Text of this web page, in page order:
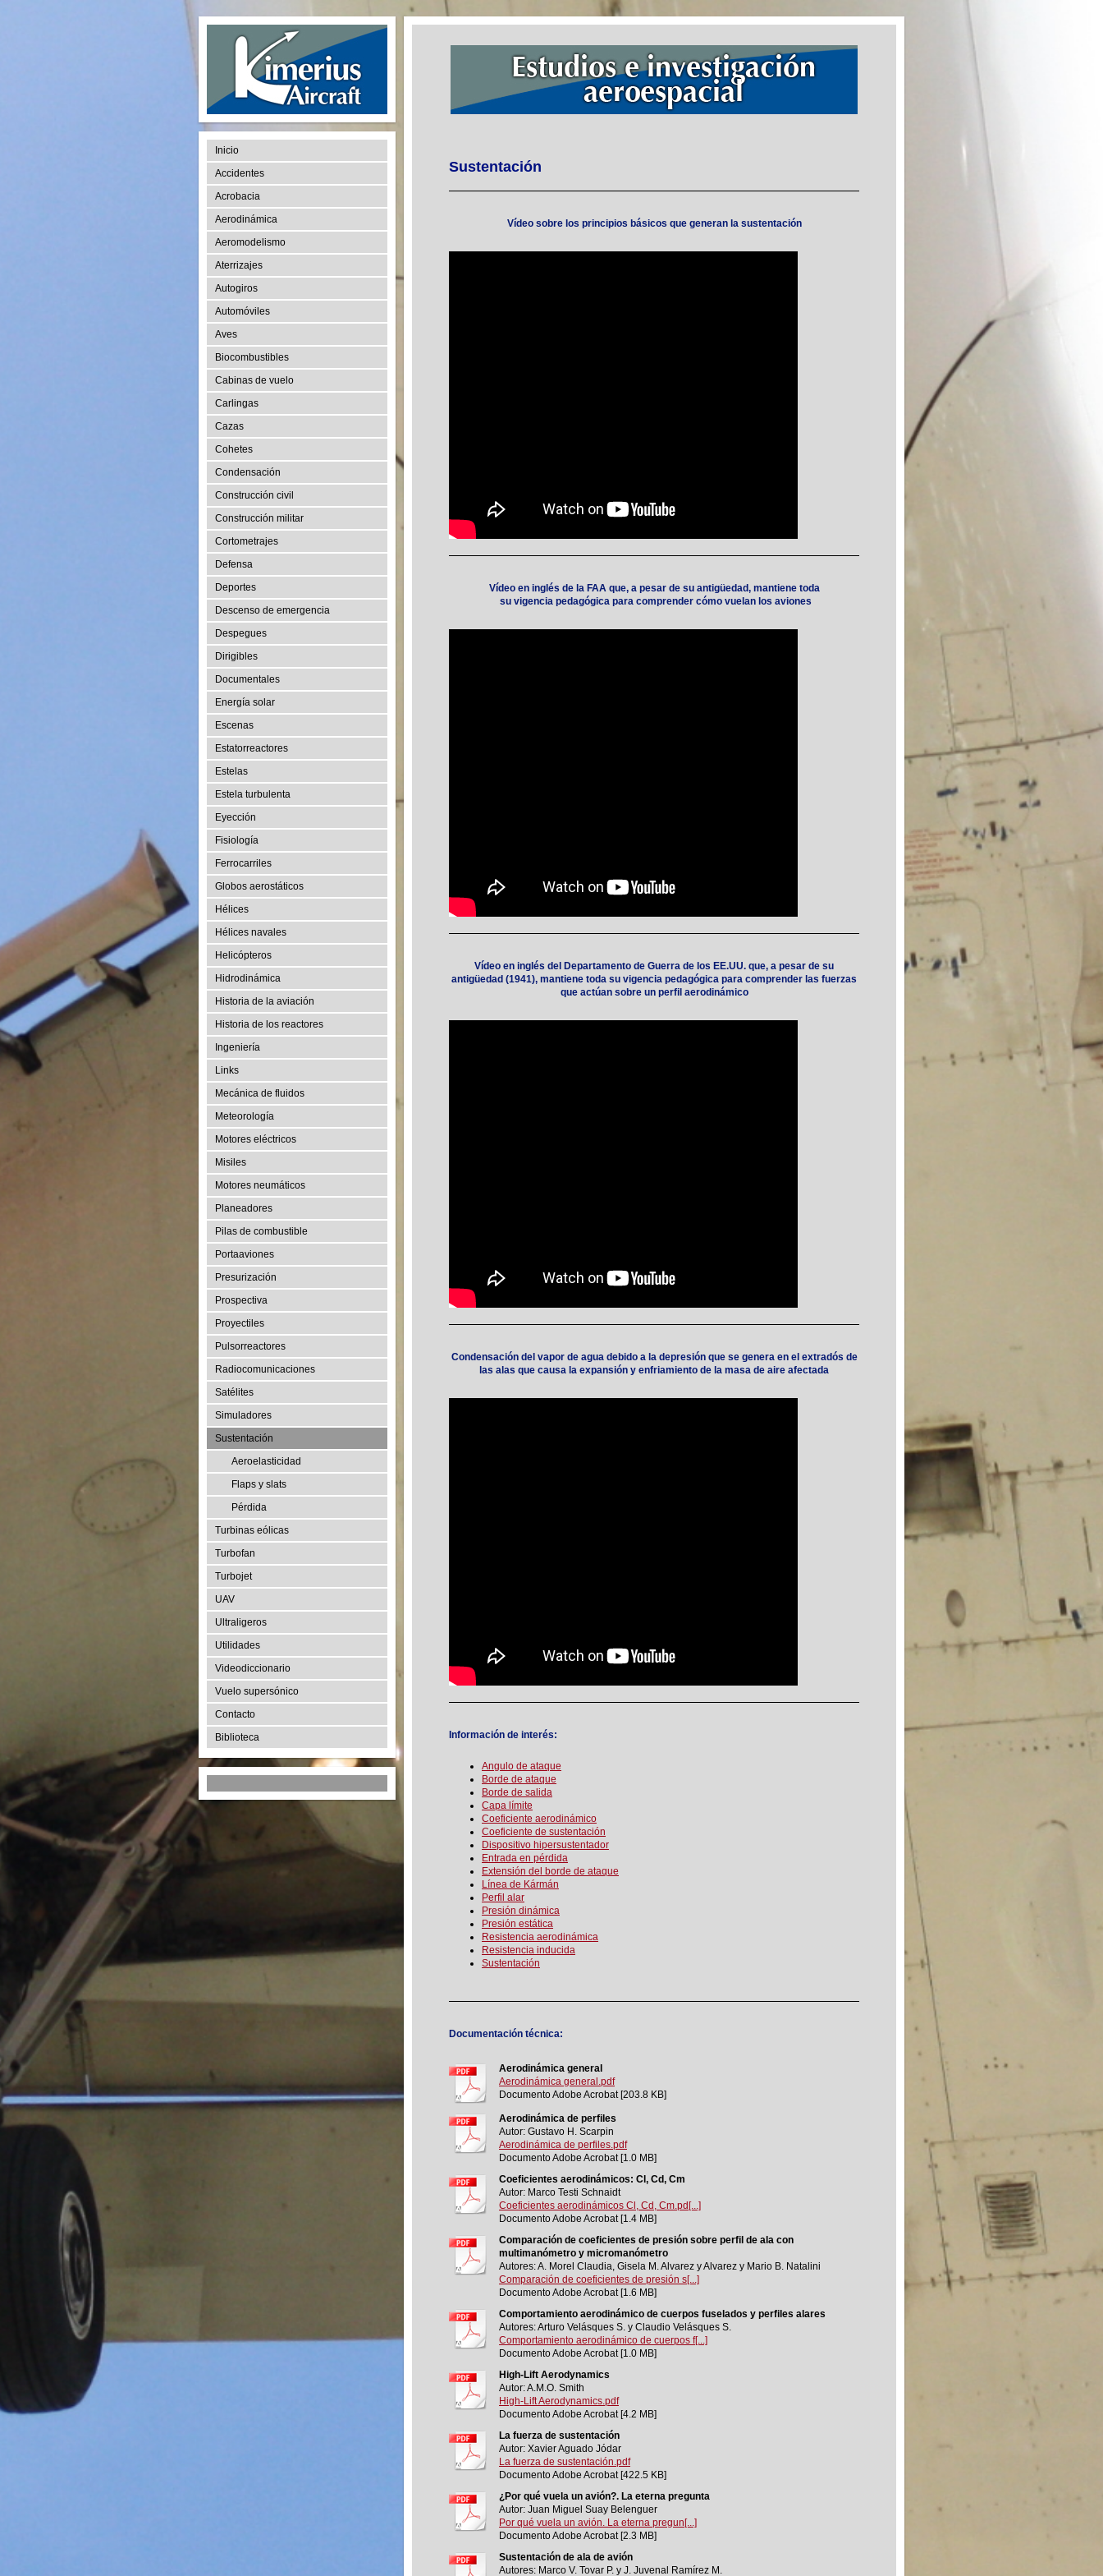
Inicio
Accidentes
Acrobacia
Aerodinámica
Aeromodelismo
Aterrizajes
Autogiros
Automóviles
Aves
Biocombustibles
Cabinas de vuelo
Carlingas
Cazas
Cohetes
Condensación
Construcción civil
Construcción militar
Cortometrajes
Defensa
Deportes
Descenso de emergencia
Despegues
Dirigibles
Documentales
Energía solar
Escenas
Estatorreactores
Estelas
Estela turbulenta
Eyección
Fisiología
Ferrocarriles
Globos aerostáticos
Hélices
Hélices navales
Helicópteros
Hidrodinámica
Historia de la aviación
Historia de los reactores
Ingeniería
Links
Mecánica de fluidos
Meteorología
Motores eléctricos
Misiles
Motores neumáticos
Planeadores
Pilas de combustible
Portaaviones
Presurización
Prospectiva
Proyectiles
Pulsorreactores
Radiocomunicaciones
Satélites
Simuladores
Sustentación
Aeroelasticidad
Flaps y slats
Pérdida
Turbinas eólicas
Turbofan
Turbojet
UAV
Ultraligeros
Utilidades
Videodiccionario
Vuelo supersónico
Contacto
Biblioteca
Sustentación
Vídeo sobre los principios básicos que generan la sustentación
Vídeo en inglés de la FAA que, a pesar de su antigüedad, mantiene toda
su vigencia pedagógica para comprender cómo vuelan los aviones
Vídeo en inglés del Departamento de Guerra de los EE.UU. que, a pesar de su
antigüedad (1941), mantiene toda su vigencia pedagógica para comprender las fuerzas
que actúan sobre un perfil aerodinámico
Condensación del vapor de agua debido ala depresión que se genera en el extradós de
las alas que causa la expansión y enfriamiento de la masa de aire afectada
Información de interés:
Angulo de ataque
Borde de ataque
Borde de salida
Capa límite
Coeficiente aerodinámico
Coeficiente de sustentación
Dispositivo hipersustentador
Entrada en pérdida
Extensión del borde de ataque
Línea de Kármán
Perfil alar
Presión dinámica
Presión estática
Resistencia aerodinámica
Resistencia inducida
Sustentación
Documentación técnica:
Aerodinámica general
Aerodinámica general.pdf
Documento Adobe Acrobat [203.8 KB]
Aerodinámica de perfiles
Autor: Gustavo H. Scarpin
Aerodinámica de perfiles.pdf
Documento Adobe Acrobat [1.0 MB]
Coeficientes aerodinámicos: Cl, Cd, Cm
Autor: Marco Testi Schnaidt
Coeficientes aerodinámicos Cl, Cd, Cm.pd[...]
Documento Adobe Acrobat [1.4 MB]
Comparación de coeficientes de presión sobre perfil de ala con
multimanómetro y micromanómetro
Autores: A. Morel Claudia, Gisela M. Alvarez y Alvarez y Mario B. Natalini
Comparación de coeficientes de presión s[...]
Documento Adobe Acrobat [1.6 MB]
Comportamiento aerodinámico de cuerpos fuselados y perfiles alares
Autores: Arturo Velásques S. y Claudio Velásques S.
Comportamiento aerodinámico de cuerpos f[...]
Documento Adobe Acrobat [1.0 MB]
High-Lift Aerodynamics
Autor: A.M.O. Smith
High-Lift Aerodynamics.pdf
Documento Adobe Acrobat [4.2 MB]
La fuerza de sustentación
Autor: Xavier Aguado Jódar
La fuerza de sustentación.pdf
Documento Adobe Acrobat [422.5 KB]
¿Por qué vuela un avión?. La eterna pregunta
Autor: Juan Miguel Suay Belenguer
Por qué vuela un avión. La eterna pregun[...]
Documento Adobe Acrobat [2.3 MB]
Sustentación de ala de avión
Autores: Marco V. Tovar P. y J. Juvenal Ramírez M.